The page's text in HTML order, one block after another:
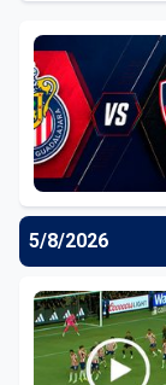
5/8/2026